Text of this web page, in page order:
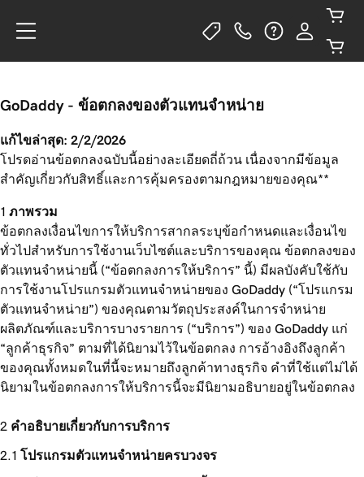
GoDaddy - ข้อตกลงของตัวแทนจำหน่าย
แก้ไขล่าสุด: 2/2/2026
โปรดอ่านข้อตกลงฉบับนี้อย่างละเอียดถี่ถ้วน เนื่องจากมีข้อมูล
สำคัญเกี่ยวกับสิทธิ์และการคุ้มครองตามกฎหมายของคุณ**
ภาพรวม
ข้อตกลงเงื่อนไขการให้บริการสากลระบุข้อกำหนดและเงื่อนไข
ทั่วไปสำหรับการใช้งานเว็บไซต์และบริการของคุณ ข้อตกลงของ
ตัวแทนจำหน่ายนี้ (“ข้อตกลงการให้บริการ” นี้) มีผลบังคับใช้กับ
การใช้งานโปรแกรมตัวแทนจำหน่ายของ GoDaddy (“โปรแกรม
ตัวแทนจำหน่าย”) ของคุณตามวัตถุประสงค์ในการจำหน่าย
ผลิตภัณฑ์และบริการบางรายการ (“บริการ”) ของ GoDaddy แก่
“ลูกค้าธุรกิจ” ตามที่ได้นิยามไว้ในข้อตกลง การอ้างอิงถึงลูกค้า
ของคุณทั้งหมดในที่นี้จะหมายถึงลูกค้าทางธุรกิจ คำที่ใช้แต่ไม่ได้
นิยามในข้อตกลงการให้บริการนี้จะมีนิยามอธิบายอยู่ในข้อตกลง
คำอธิบายเกี่ยวกับการบริการ
โปรแกรมตัวแทนจำหน่ายครบวงจร